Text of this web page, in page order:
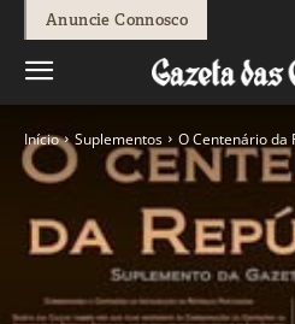
Anuncie Connosco
Início Suplementos O Centenário da